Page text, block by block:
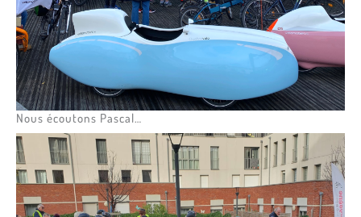
Nous écoutons Pascal…